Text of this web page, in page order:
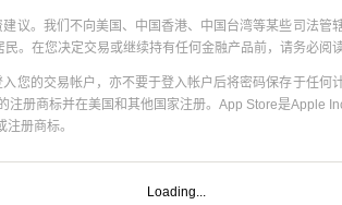
议。我们不向美国、中国香港、中国台湾等某些司法管
。在您决定交易或继续持有任何金融产品前，请务必阅
您的交易帐户，亦不要于登入帐户后将密码保存于任
册商标并在美国和其他国家注册。App Store是Apple
册商标。
Loading...